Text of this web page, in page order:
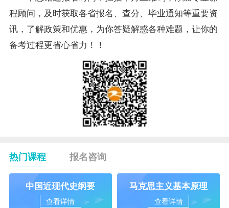
程顾问，及时获取各省报名、查分、毕业通知等重要资
讯，了解政策和优惠，为你答疑解惑各种难题，让你的
备考过程更省心省力！！
热门课程 报名咨询
中国近现代史纲要
查看详情
马克思主义基本原理
查看详情